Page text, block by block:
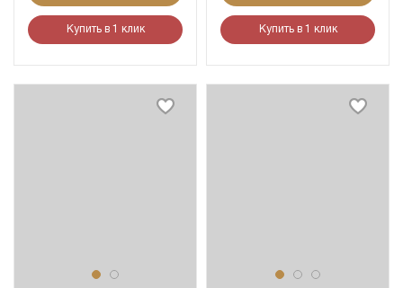
Купить в 1 клик Купить в 1 клик